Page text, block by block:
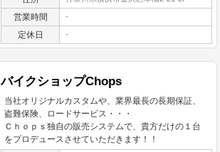
営業時間 -
定休日 -
バイクショップChops
当社オリジナルカスタムや、業界最長の長期保証、
盗難保険、ロードサービス・・・
Ｃｈｏｐｓ独自の販売システムで、貴方だけの１台
をプロデュースさせていただきます！！